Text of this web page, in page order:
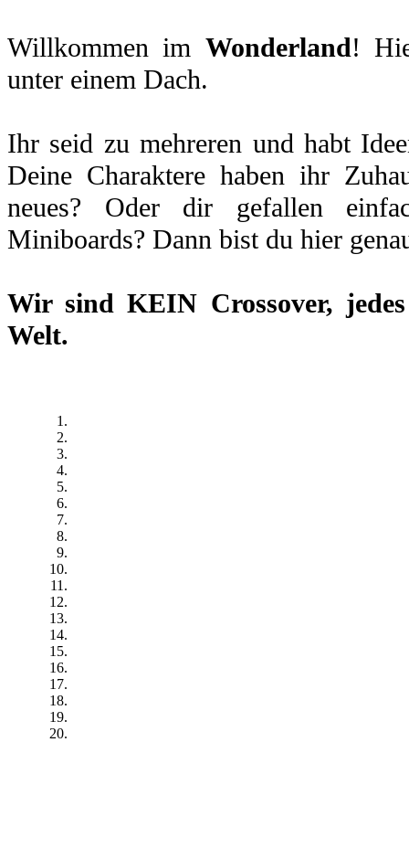
Willkommen im Wonderland!
unter einem Dach.
Ihr seid zu mehreren und habt
Deine Charaktere haben ihr
neues? Oder dir gefallen
Miniboards? Dann bist du hier
Wir sindKEIN Crossover,
Welt.